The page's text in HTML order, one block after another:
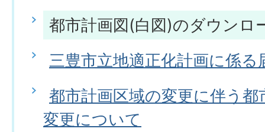
都市計画図(白図)のダウンロ
三豊市立地適正化計画に係る
都市計画区域の変更に伴う
変更について